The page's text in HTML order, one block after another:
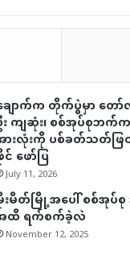
ျောက်က တိုက်ပွဲမှာ တော်
း ကျဆုံး၊ စစ်အုပ်စုဘက်
ားလုံးကို ပစ်ခတ်သတ်ဖြ
ဖော်ပြ
July 11, 2026
းမိတ်မြို့အပေါ် စစ်အု
ထိ ရက်စက်ခဲ့လဲ
November 12, 2025